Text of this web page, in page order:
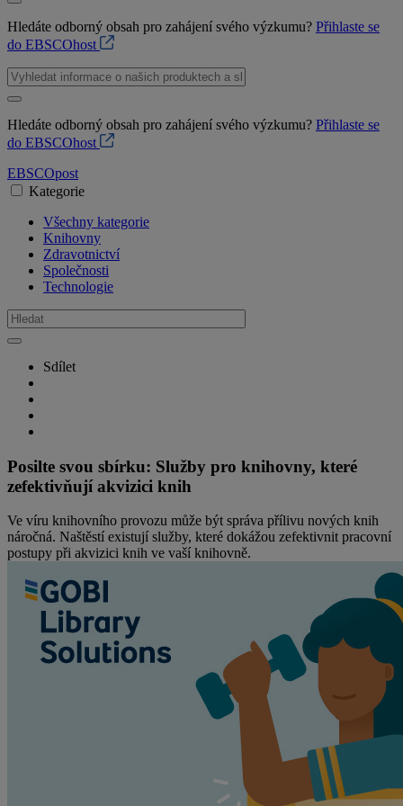
Hledáte odborný obsah pro zahájení svého výzkumu? Přihlaste se
do EBSCOhost
Hledáte odborný obsah pro zahájení svého výzkumu? Přihlaste se
do EBSCOhost
EBSCOpost
Kategorie
Všechny kategorie
Knihovny
Zdravotnictví
Společnosti
Technologie
Sdílet
Posilte svou sbírku: Služby pro knihovny, které
zefektivňují akvizici knih
Ve víru knihovního provozu může být správa přílivu nových knih
náročná. Naštěstí existují služby, které dokážou zefektivnit pracovní
postupy při akvizici knih ve vaší knihovně.